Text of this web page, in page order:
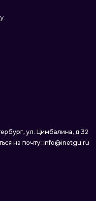
ул. Цимбалина, д.32
на почту: info@inetgu.ru